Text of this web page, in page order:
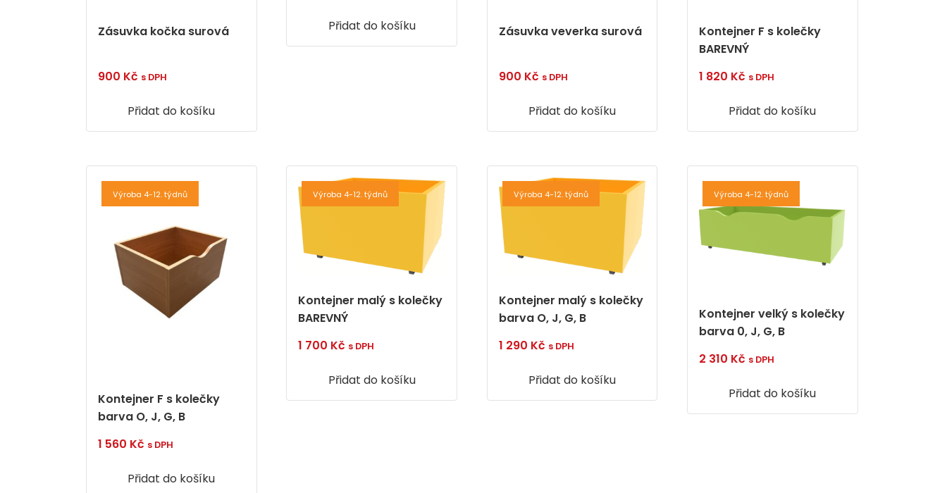
Zásuvka kočka surová
900 Kč s DPH
Přidat do košíku
Přidat do košíku Zásuvka veverka surová
900 Kč s DPH
Přidat do košíku
Kontejner F s kolečky
BAREVNÝ
1 820 Kč s DPH
Přidat do košíku
Výroba 4-12. týdnů
Kontejner F s kolečky
barva O, J, G, B
1 560 Kč s DPH
Přidat do košíku
Výroba 4-12. týdnů
Kontejner malý s kolečky
BAREVNÝ
1 700 Kč s DPH
Přidat do košíku
Výroba 4-12. týdnů
Kontejner malý s kolečky
barva O, J, G, B
1 290 Kč s DPH
Přidat do košíku
Výroba 4-12. týdnů
Kontejner velký s kolečky
barva 0, J, G, B
2 310 Kč s DPH
Přidat do košíku